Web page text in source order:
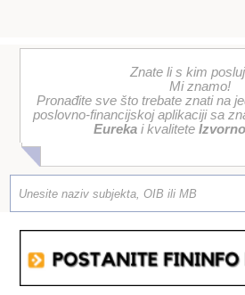
Znate li s kim
Mi znamo!
Pronađite sve što trebate znati na
poslovno-financijskoj aplikaciji sa
Eurekai kvalitete